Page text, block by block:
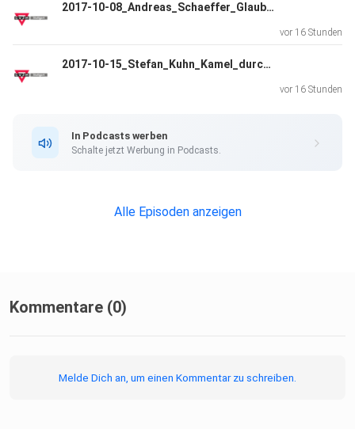
2017-10-08_Andreas_Schaeffer_Glaubensbekenntnis_Teil3.mp3
vor 16 Stunden
2017-10-15_Stefan_Kuhn_Kamel_durchs_Nadeloehr.mp3
vor 16 Stunden
In Podcasts werben
Schalte jetzt Werbung in Podcasts.
Alle Episoden anzeigen
Kommentare (0)
Melde Dich an, um einen Kommentar zu schreiben.